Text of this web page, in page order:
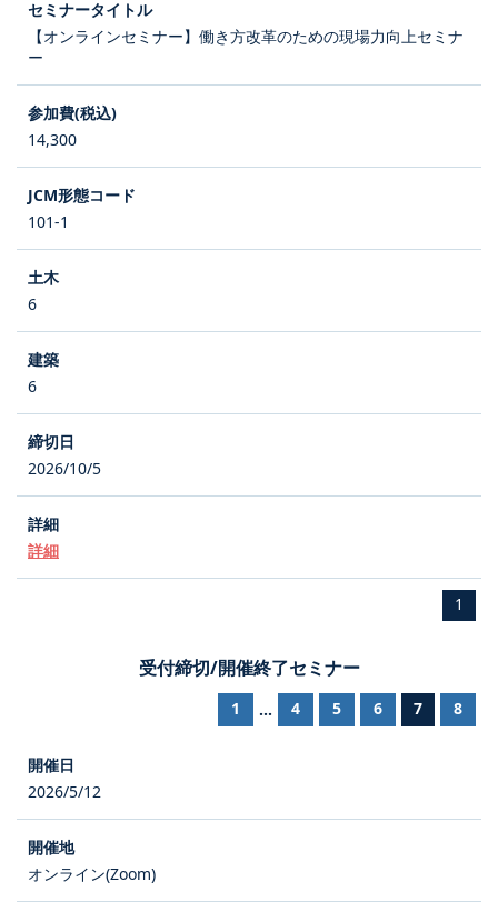
【オンラインセミナー】働き方改革のための現場力向上セミナ
ー
14,300
101-1
6
6
2026/10/5
詳細
1
受付締切/開催終了セミナー
1 ... 4 5 6 7 8
2026/5/12
オンライン(Zoom)